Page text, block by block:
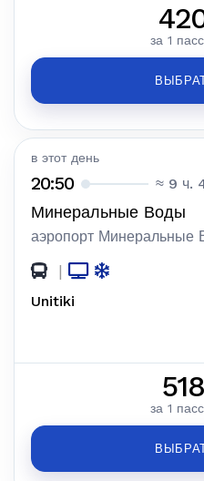
за 1
в этот день
20:50 ≈ 9 ч.
Минеральные Воды
аэропорт Минеральные
|
Unitiki
за 1